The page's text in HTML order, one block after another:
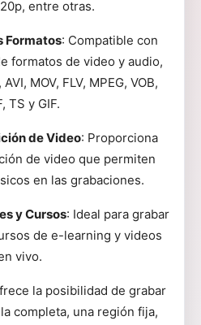
entre otras.
Formatos: Compatible con
formatos de video y audio,
MOV, FLV, MPEG, VOB,
TS y GIF.
de Video: Proporciona
de video que permiten
en las grabaciones.
y Cursos: Ideal para grabar
de e-learning y videos
vivo.
la posibilidad de grabar
completa, una región fija,